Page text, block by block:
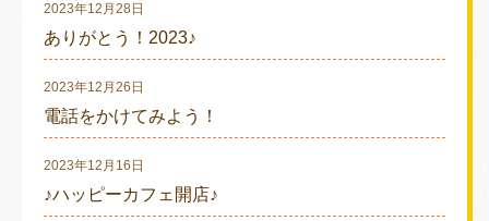
2023年12月28日
ありがとう！2023♪
2023年12月26日
電話をかけてみよう！
2023年12月16日
♪ハッピーカフェ開店♪